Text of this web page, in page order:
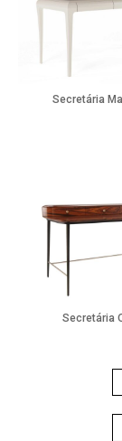
Secretária
Secretária